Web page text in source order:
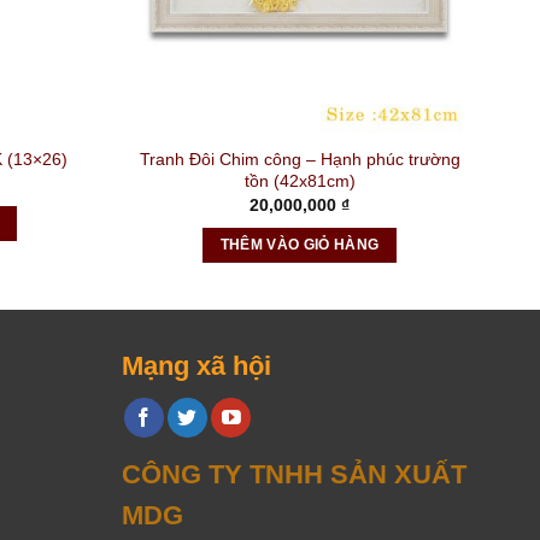
(13×26)
Tranh Đôi Chim công – Hạnh phúc trường
tồn (42x81cm)
20,000,000 ₫
THÊM VÀO GIỎ HÀNG
Mạng xã hội
CÔNG TY TNHH SẢN XUẤT
MDG